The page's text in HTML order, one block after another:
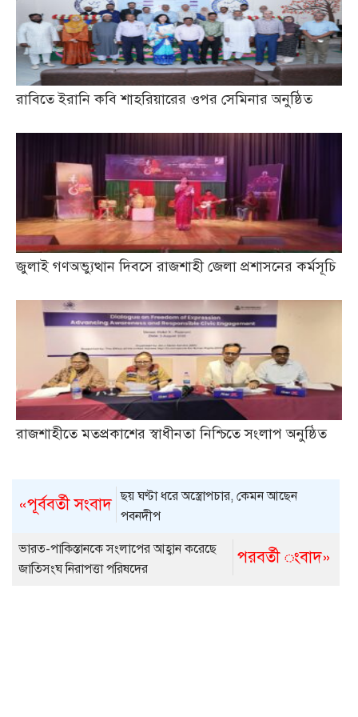
রাবিতে ইরানি কবি শাহরিয়ারের ওপর সেমিনার অনুষ্ঠিত
জুলাই গণঅভ্যুত্থান দিবসে রাজশাহী জেলা প্রশাসনের কর্মসূচি
রাজশাহীতে মতপ্রকাশের স্বাধীনতা নিশ্চিতে সংলাপ অনুষ্ঠিত
«পূর্ববর্তী সংবাদ ছয় ঘণ্টা ধরে অস্ত্রোপচার, কেমন আছেন
পবনদীপ
পরবর্তী ংবাদ»
ভারত-পাকিস্তানকে সংলাপের আহ্বান করেছে
জাতিসংঘ নিরাপত্তা পরিষদের